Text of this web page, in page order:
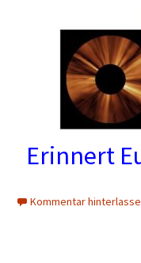
Erinnert
Kommentar